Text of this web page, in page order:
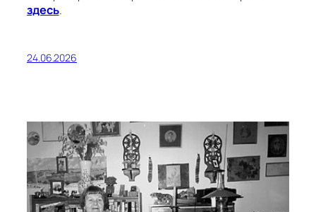
здесь.
24.06.2026